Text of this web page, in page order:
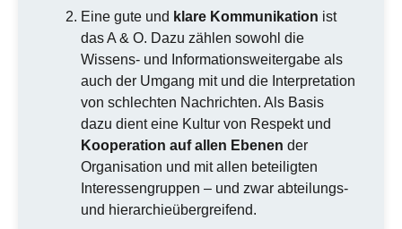
Eine gute und klare Kommunikation ist
das A & O. Dazu zählen sowohl die
Wissens- und Informationsweitergabe als
auch der Umgang mit und die Interpretation
von schlechten Nachrichten. Als Basis
dazu dient eine Kultur von Respekt und
Kooperation auf allen Ebenen der
Organisation und mit allen beteiligten
Interessengruppen – und zwar abteilungs-
und hierarchieübergreifend.